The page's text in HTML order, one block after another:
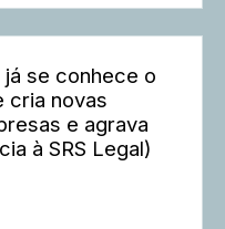
se conhece o
cria novas
e agrava
à SRS Legal)